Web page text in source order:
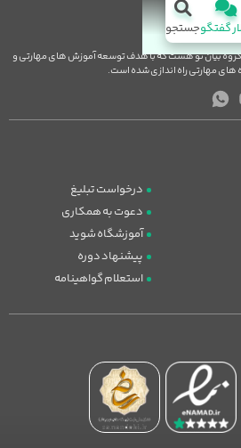
گفتگوجستجو
بیان نو هست که با هدف توسعه آموزش های مهارتی و
های مهارتی راه اندازی شده است.
درخواست تبلیغ
دعوت به همکاری
آموزشگاه شوید
پیشنهاد دوره
استعلام گواهینامه